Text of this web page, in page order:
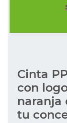
Cinta
con
naranja
tu